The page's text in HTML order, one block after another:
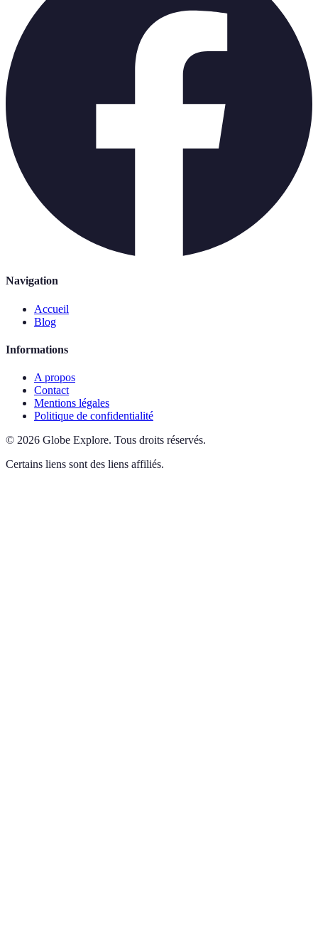
Navigation
Accueil
Blog
Informations
A propos
Contact
Mentions légales
Politique de confidentialité
© 2026 Globe Explore. Tous droits réservés.
Certains liens sont des liens affiliés.